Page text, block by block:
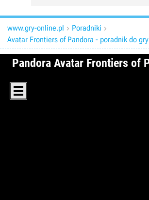
www.gry-online.pl  Poradniki 
Avatar Frontiers of Pandora - poradnik do gry